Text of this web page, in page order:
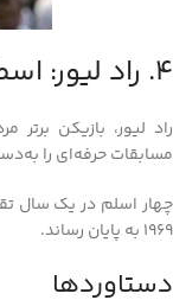
4. راد لیور: اسطوره دوگانه
مسابقات حرفه‌ای را
1969 به پایان رساند.
دستاوردها